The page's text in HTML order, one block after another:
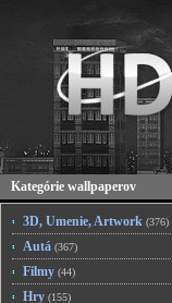
Kategórie wallpaperov
3D, Umenie, Artwork (376)
Autá (367)
Filmy (44)
Hry (155)